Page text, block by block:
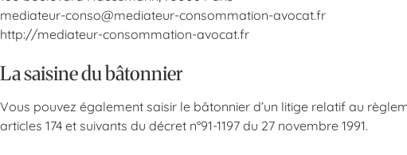
mediateur-conso@mediateur-consommation-avocat.fr
http://mediateur-consommation-avocat.fr
La saisine du bâtonnier
Vous pouvez également saisir le bâtonnier d’un litige relatif au
articles 174 et suivants du décret n°91-1197 du 27 novembre 1991.